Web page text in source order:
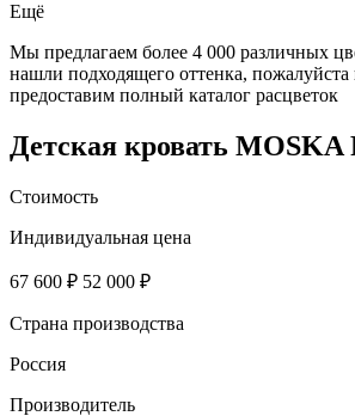
Ещё
Мы предлагаем более 4 000 различных
нашли подходящего оттенка,
предоставим полный каталог расцветок
Детская кровать MOSKA
Стоимость
Индивидуальная цена
67 600 ₽ 52 000 ₽
Страна производства
Россия
Производитель